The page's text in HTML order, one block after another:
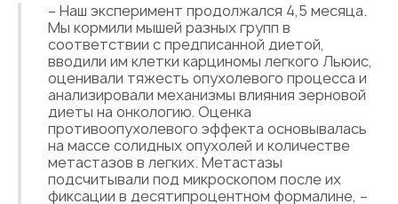
– Наш эксперимент продолжался 4,5 месяца.
Мы кормили мышей разных групп в
соответствии с предписанной диетой,
вводили им клетки карциномы легкого Льюис,
оценивали тяжесть опухолевого процесса и
анализировали механизмы влияния зерновой
диеты на онкологию. Оценка
противоопухолевого эффекта основывалась
на массе солидных опухолей и количестве
метастазов в легких. Метастазы
подсчитывали под микроскопом после их
фиксации в десятипроцентном формалине, –